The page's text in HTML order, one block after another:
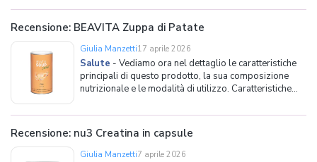
Muesli dietetico al cioccolato è innanzitutto la sua
forma: come anticipato, non si tratta infatti d
Recensione: BEAVITA Zuppa di Patate
Giulia Manzetti17 aprile 2026
Salute - Vediamo ora nel dettaglio le caratteristiche
principali di questo prodotto, la sua composizione
nutrizionale e le modalità di utilizzo. Caratteristiche
Patate si presenta sotto forma di polvere solubile,
preparata in modo che si dissolva co
Recensione: nu3 Creatina in capsule
Giulia Manzetti7 aprile 2026